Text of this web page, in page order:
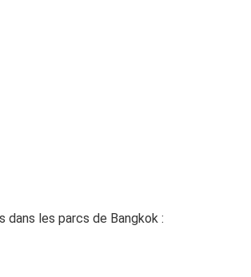
dans les parcs de Bangkok :